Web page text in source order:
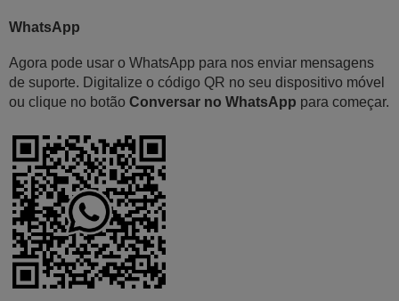
WhatsApp
Agora pode usar o WhatsApp para nos enviar mensagens
de suporte. Digitalize o código QR no seu dispositivo móvel
ou clique no botão Conversar no WhatsApp para começar.